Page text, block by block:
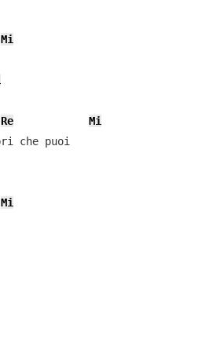
Mi
Re
Mi
Mi